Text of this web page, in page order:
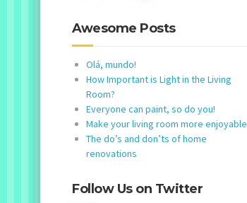
Awesome Posts
Olá, mundo!
How Important is Light in the Living
Room?
Everyone can paint, so do you!
Make your living room more enjoyable
The do’s and don’ts of home
renovations
Follow Us on Twitter